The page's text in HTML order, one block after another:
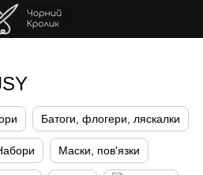
Батоги, флогери, ляскалки
Маски, пов'язки